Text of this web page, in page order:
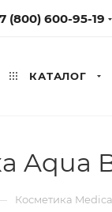
(800) 600-95-19
КАТАЛОГ
Aqua
Косметика